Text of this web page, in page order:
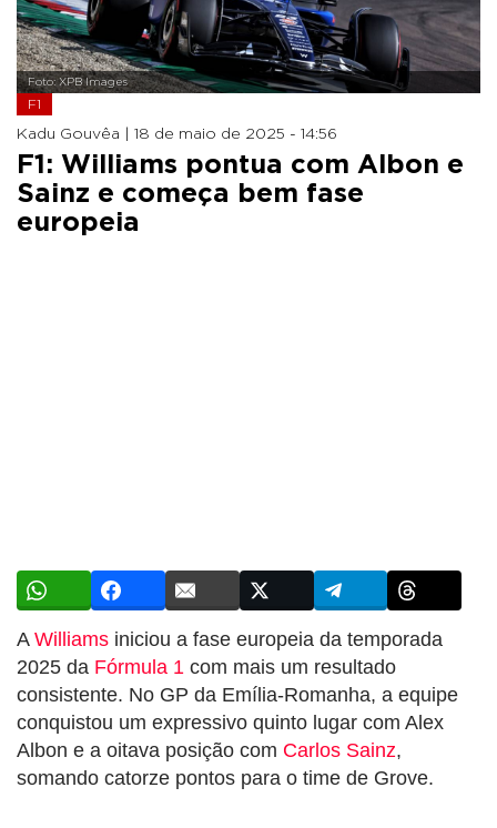
Foto: XPB Images
F1
Kadu Gouvêa | 18 de maio de 2025 - 14:56
F1: Williams pontua com Albon e
Sainz e começa bem fase
europeia
A Williams iniciou a fase europeia da temporada
2025 da Fórmula 1 com mais um resultado
consistente. No GP da Emília-Romanha, a equipe
conquistou um expressivo quinto lugar com Alex
Albon e a oitava posição com Carlos Sainz,
somando catorze pontos para o time de Grove.